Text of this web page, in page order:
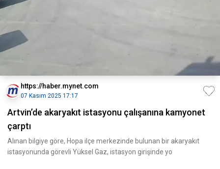
https://haber.mynet.com
07 Kasım 2025 17:17
Artvin’de akaryakıt istasyonu çalışanına kamyonet
çarptı
Alınan bilgiye göre, Hopa ilçe merkezinde bulunan bir akaryakıt
istasyonunda görevli Yüksel Gaz, istasyon girişinde yo